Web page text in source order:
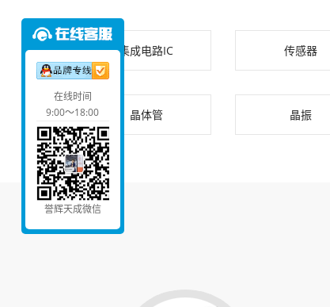
集成电路IC 传感器
晶体管 晶振
在线时间
9:00～18:00
誉辉天成微信